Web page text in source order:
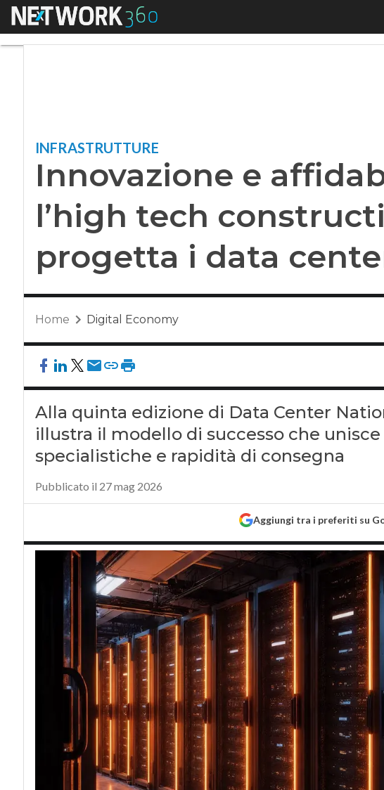
Menu Innovazione e affidabilità:
INFRASTRUTTURE
Innovazione e
l’high tech
progetta i data
Home Digital Economy
Alla quinta edizione di Data Center
illustra il modello di successo che
specialistiche e rapidità di consegna
Pubblicato il 27 mag 2026
Aggiungi tra i preferiti su